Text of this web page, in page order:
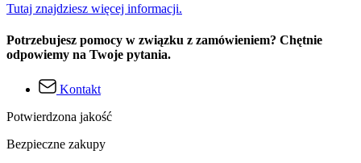
Tutaj znajdziesz więcej informacji.
Potrzebujesz pomocy w związku z zamówieniem? Chętnie
odpowiemy na Twoje pytania.
Kontakt
Potwierdzona jakość
Bezpieczne zakupy